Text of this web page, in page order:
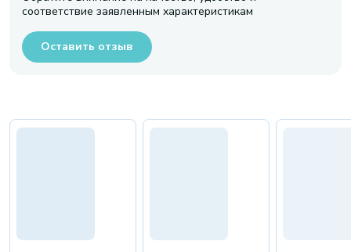
соответствие заявленным характеристикам
Оставить отзыв